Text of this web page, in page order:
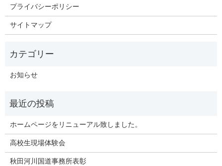
プライバシーポリシー
サイトマップ
お知らせ
ホームページをリニューアル致しました。
高校生現場体験会
秋田河川国道事務所表彰